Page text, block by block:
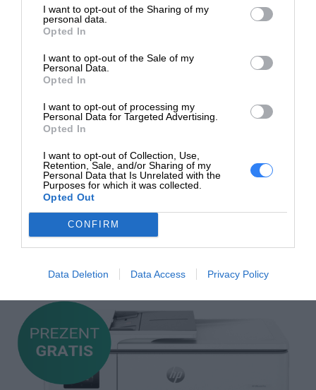
I want to opt-out of the Sharing of my
personal data.
Opted In
I want to opt-out of the Sale of my
Personal Data.
Opted In
I want to opt-out of processing my
Personal Data for Targeted Advertising.
Opted In
I want to opt-out of Collection, Use,
Retention, Sale, and/or Sharing of my
Personal Data that Is Unrelated with the
Purposes for which it was collected.
Opted Out
CONFIRM
Data Deletion Data Access Privacy Policy
Dlaczego warto?
Bo prezent, który uczy i bawi, zostaje na dłużej
Bo to doskonała okazja, by sprawić radość bliskim lub… sobie
Bo przyjemność z nauki i tworzenia zaczyna się od dobrego
sprzętu!
Promocja trwa od 26.05.25 r. do 01.06.25 r. lub do
wyczerpania zapasów.
Nie zwlekaj – zamów już dziś i spraw prezent z okazji Dnia
Dziecka!
Galeria